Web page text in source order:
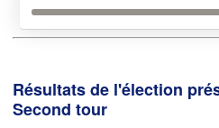
Résultats de l'élection
Second tour